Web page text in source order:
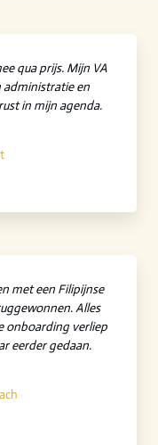
qua prijs. Mijn VA
administratie en
in mijn agenda.
met een Filipijnse
Alles
onboarding verliep
eerder gedaan.